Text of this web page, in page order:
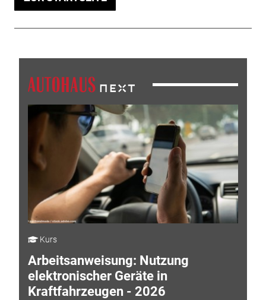
Kurs
Arbeitsanweisung: Nutzung
elektronischer Geräte in
Kraftfahrzeugen - 2026